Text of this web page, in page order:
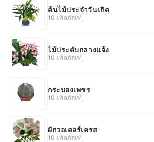
ต้นไม้ประจำวันเกิด
10 ผลิตภัณฑ์
ไม้ประดับกลางแจ้ง
10 ผลิตภัณฑ์
กระบองเพชร
10 ผลิตภัณฑ์
ผักวอเตอร์เครส
10 ผลิตภัณฑ์